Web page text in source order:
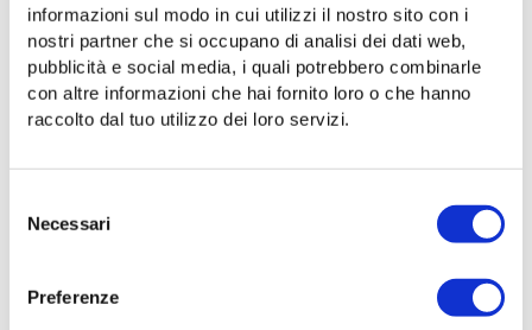
informazioni sul modo in cui utilizzi il nostro sito con i
nostri partner che si occupano di analisi dei dati web,
pubblicità e social media, i quali potrebbero combinarle
con altre informazioni che hai fornito loro o che hanno
raccolto dal tuo utilizzo dei loro servizi.
delNecessari
Preferenze
Comunicati stampa (2025)
Tutti i comunicati stampa del 2025